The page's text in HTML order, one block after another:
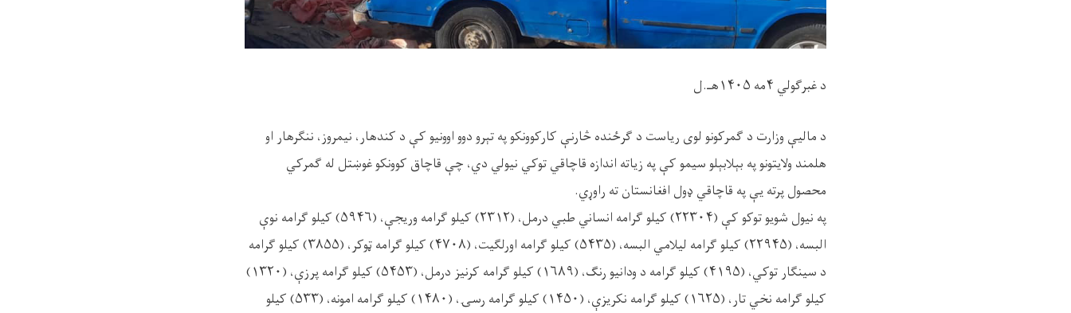
د غبرګولي ۴مه ۱۴۰۵هـ.ل
د مالیې وزارت د ګمرکونو لوی ریاست د ګرځنده څارنې کارکوونکو په تېرو دوو اوونیو کې د کندهار، نیمروز، ننګرهار او
هلمند ولایتونو په بېلابېلو سیمو کې په زیاته اندازه قاچاقي توکي نیولي دي، چې قاچاق کوونکو غوښتل له ګمرکي
محصول پرته یې په قاچاقي ډول افغانستان ته راوړي.
په نیول شویو توکو کې (۲۲۳۰۴) کیلو ګرامه انساني طبي درمل، (۲۳۱۲) کیلو ګرامه وریجې، (۵۹۴۶) کیلو ګرامه نوې
البسه، (۲۲۹۴۵) کیلو ګرامه لیلامي البسه، (۵۴۳۵) کیلو ګرامه اورلګیت، (۴۷۰۸) کیلو ګرامه ټوکر، (۳۸۵۵) کیلو ګرامه
د سینګار توکي، (۴۱۹۵) کیلو ګرامه د ودانیو رنګ، (۱۶۸۹) کیلو ګرامه کرنیز درمل، (۵۴۵۳) کیلو ګرامه پرزې، (۱۳۲۰)
کیلو ګرامه نخي تار، (۱۶۲۵) کیلو ګرامه نکریزې، (۱۴۵۰) کیلو ګرامه رسۍ، (۱۴۸۰) کیلو ګرامه امونه، (۵۳۳) کیلو